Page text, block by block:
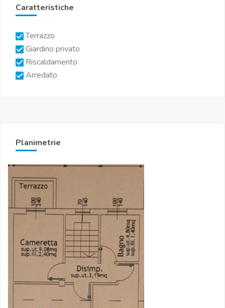
Caratteristiche
Terrazzo
Giardino privato
Riscaldamento
Arredato
Planimetrie